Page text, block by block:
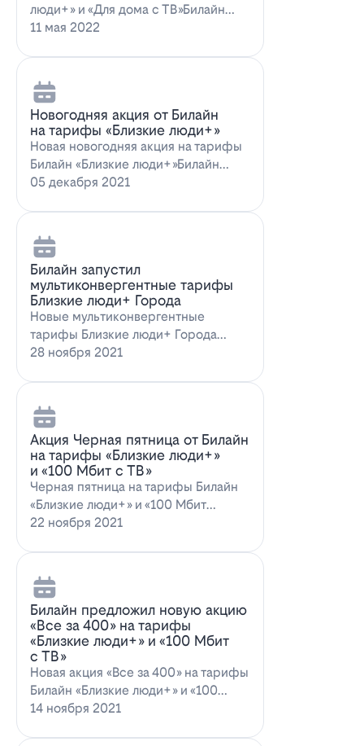
люди+» и «Для дома с ТВ»Билайн
предлагает выг…
11 мая 2022
Новогодняя акция от Билайн
на тарифы «Близкие люди+»
Новая новогодняя акция на тарифы
Билайн «Близкие люди+»Билайн
предлагает новогоднее пред…
05 декабря 2021
Билайн запустил
мультиконвергентные тарифы
Близкие люди+ Города
Новые мультиконвергентные
тарифы Близкие люди+ Города
от БилайнОператор Билайн радует
28 ноября 2021
Акция Черная пятница от Билайн
на тарифы «Близкие люди+»
и «100 Мбит с ТВ»
Черная пятница на тарифы Билайн
«Близкие люди+» и «100 Мбит
с ТВ»Билайн пред…
22 ноября 2021
Билайн предложил новую акцию
«Все за 400» на тарифы
«Близкие люди+» и «100 Мбит
с ТВ»
Новая акция «Все за 400» на тарифы
Билайн «Близкие люди+» и «100
Мбит…
14 ноября 2021